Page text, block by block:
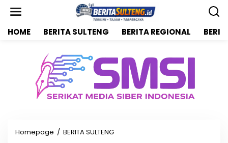
HOME BERITA SULTENG BERITA REGIONAL
Homepage / BERITA SULTENG